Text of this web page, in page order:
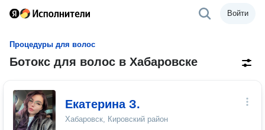
Войти
Процедуры для волос
Ботокс для волос в Хабаровске
Екатерина З.
Хабаровск, Кировский район